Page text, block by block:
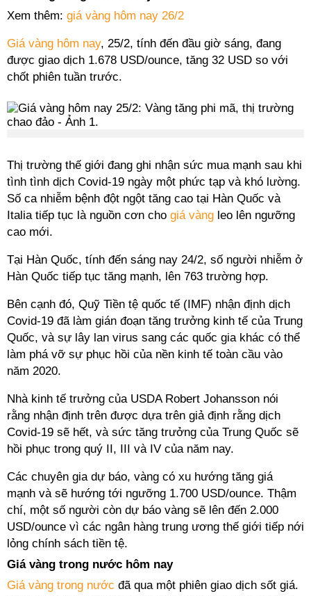
Xem thêm: giá vàng hôm nay 26/2
Giá vàng hôm nay, 25/2, tính đến đầu giờ sáng, đang
được giao dịch 1.678 USD/ounce, tăng 32 USD so với
chốt phiên tuần trước.
Thị trường thế giới đang ghi nhận sức mua mạnh sau khi
tình tình dịch Covid-19 ngày một phức tạp và khó lường.
Số ca nhiễm bệnh đột ngột tăng cao tại Hàn Quốc và
Italia tiếp tục là nguồn cơn cho giá vàng leo lên ngưỡng
cao mới.
Tại Hàn Quốc, tính đến sáng nay 24/2, số người nhiễm ở
Hàn Quốc tiếp tục tăng mạnh, lên 763 trường hợp.
Bên cạnh đó, Quỹ Tiền tệ quốc tế (IMF) nhận định dịch
Covid-19 đã làm gián đoạn tăng trưởng kinh tế của Trung
Quốc, và sự lây lan virus sang các quốc gia khác có thể
làm phá vỡ sự phục hồi của nền kinh tế toàn cầu vào
năm 2020.
Nhà kinh tế trưởng của USDA Robert Johansson nói
rằng nhận định trên được dựa trên giả định rằng dịch
Covid-19 sẽ hết, và sức tăng trưởng của Trung Quốc sẽ
hồi phục trong quý II, III và IV của năm nay.
Các chuyên gia dự báo, vàng có xu hướng tăng giá
mạnh và sẽ hướng tới ngưỡng 1.700 USD/ounce. Thậm
chí, một số người còn dự báo vàng sẽ lên đến 2.000
USD/ounce vì các ngân hàng trung ương thế giới tiếp nới
lỏng chính sách tiền tệ.
Giá vàng trong nước hôm nay
Giá vàng trong nước đã qua một phiên giao dịch sốt giá.